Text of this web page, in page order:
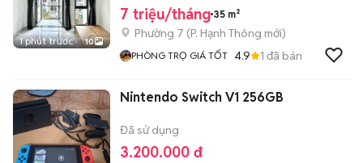
1 phút trước 10
7 triệu/tháng 35 m²
Phường 7 (P. Hạnh Thông mới)
PHÒNG TRỌ GIÁ TỐT 4.9 1 đã bán
Nintendo Switch V1 256GB
Đã sử dụng
3.200.000 đ